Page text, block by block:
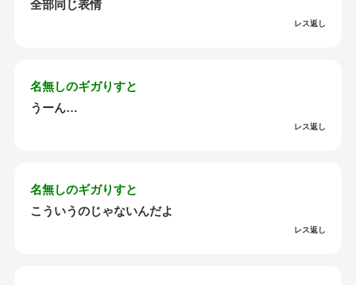
全部同じ表情
レス返し
名無しのギガりすと
うーん…
レス返し
名無しのギガりすと
こういうのじゃないんだよ
レス返し